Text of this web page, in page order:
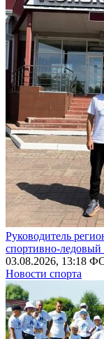
Руководитель
спортивно-ледовый
03.08.2026, 13:18
Новости спорта